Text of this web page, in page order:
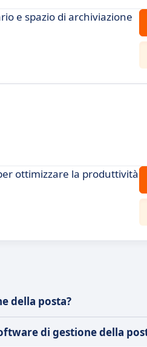
e spazio di archiviazione
ottimizzare la produttività
della posta?
di gestione della